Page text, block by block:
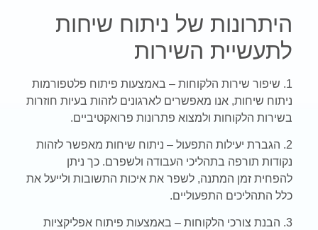
היתרונות של ניתוח שיחות
לתעשיית השירות
1. שיפור שירות הלקוחות – באמצעות פיתוח פלטפורמות
ניתוח שיחות, אנו מאפשרים לארגונים לזהות בעיות חוזרות
בשירות הלקוחות ולמצוא פתרונות פרואקטיביים.
2. הגברת יעילות התפעול – ניתוח שיחות מאפשר לזהות
נקודות תורפה בתהליכי העבודה ולשפרם. כך ניתן
להפחית זמן המתנה, לשפר את איכות התשובות ולייעל את
כלל התהליכים התפעוליים.
3. הבנת צורכי הלקוחות – באמצעות פיתוח אפליקציות